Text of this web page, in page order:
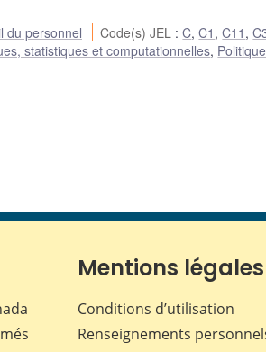
du personnel Code(s) JEL :C,C1 ,C11 ,
statistiques et computationnelles, Politique
Mentions légales
Conditions d’utilisation
Renseignements